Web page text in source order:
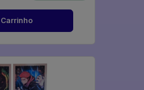
Carrinho